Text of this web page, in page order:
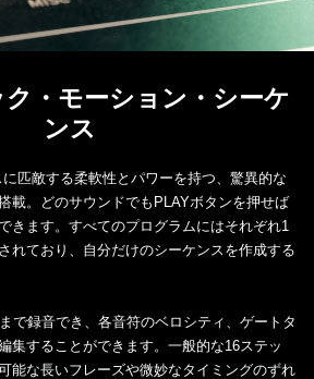
・モーション・シーケ
ンス
匹敵する柔軟性とパワーを持つ、驚異的な
載。どのサウンドでもPLAYボタンを押せば
きます。すべてのプログラムにはそれぞれ1
れており、自分だけのシーケンスを作成する
で録音でき、各音符のベロシティ、ゲートタ
集することができます。一般的な16ステッ
能な長いフレーズや微妙なタイミングのずれ